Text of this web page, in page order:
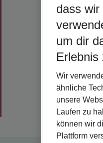
dass wir
um dir
Erlebnis
Wir
ähnliche
unsere
Laufen zu
können wir
Plattform